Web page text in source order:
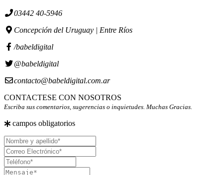
03442 40-5946
Concepción del Uruguay | Entre Ríos
/babeldigital
@babeldigital
contacto@babeldigital.com.ar
CONTACTESE CON NOSOTROS
Escriba sus comentarios, sugerencias o inquietudes. Muchas Gracias.
campos obligatorios
Nombre
y
apellido
Correo
Electrónico
Teléfono
Mensaje